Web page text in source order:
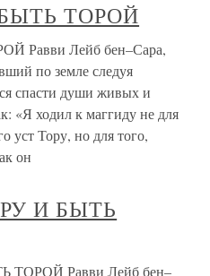
ТОРОЙ
Равви Лейб бен–Сара,
по земле следуя
спасти души живых и
«Я ходил к маггиду не для
уст Тору, но для того,
он
И БЫТЬ
Равви Лейб бен–